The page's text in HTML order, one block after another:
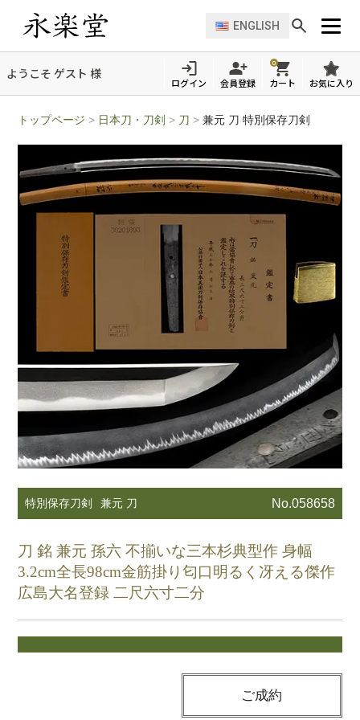
ENGLISH
ようこそ ゲスト 様
ログイン 会員登録
0
カート お気に入り
トップページ > 日本刀・刀剣 > 刀 >兼元 刀 特別保存刀剣
特別保存刀剣 兼元 刀 No.058658
刀 銘 兼元 孫六 不揃いな三本杉典型作 身幅
3.2cm全長98cm金筋掛り匂口明るく冴える傑作
広島大名登録 二尺六寸二分
ご成約